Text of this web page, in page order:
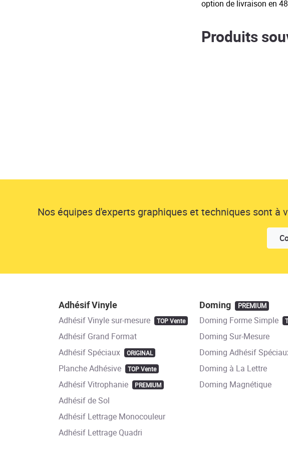
option de livraison en
Produits
Nos équipes d'experts graphiques et techniques sont
Adhésif Vinyle
Adhésif Vinyle sur-mesure TOP Vente
Adhésif Grand Format
Adhésif Spéciaux
ORIGINAL
Planche Adhésive TOP Vente
Adhésif Vitrophanie PREMIUM
Adhésif de Sol
Adhésif Lettrage Monocouleur
Adhésif Lettrage Quadri
Doming PREMIUM
Doming Forme Simple
Doming Sur-Mesure
Doming Adhésif
Doming à La Lettre
Doming Magnétique